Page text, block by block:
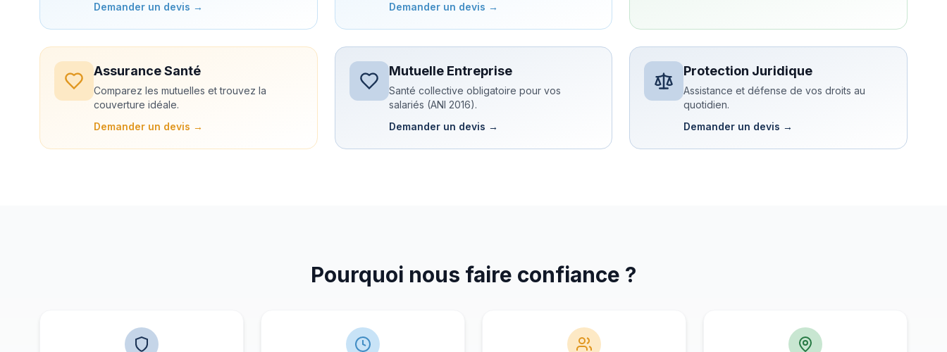
Demander un devis →
Demander un devis →
Assurance Santé
Comparez les mutuelles et trouvez la
couverture idéale.
Demander un devis →
Mutuelle Entreprise
Santé collective obligatoire pour vos
salariés (ANI 2016).
Demander un devis →
Protection Juridique
Assistance et défense de vos droits au
quotidien.
Demander un devis →
Pourquoi nous faire confiance ?